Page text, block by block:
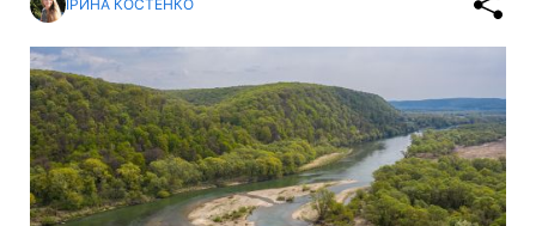
ІРИНА КОСТЕНКО